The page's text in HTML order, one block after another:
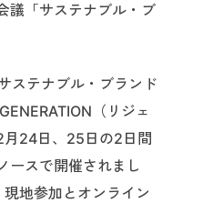
議「サステナブル・ブ
ステナブル・ブランド
（リジェ
月24日、25日の2日間
ースで開催されまし
地参加とオンライン